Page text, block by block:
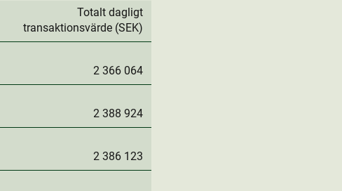
Totalt dagligt
transaktionsvärde (SEK)
2 366 064
2 388 924
2 386 123